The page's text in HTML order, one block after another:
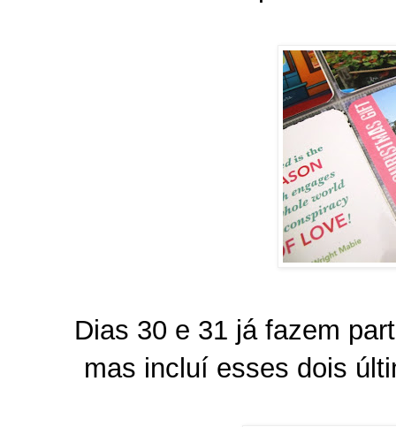
Dias 30 e 31 já fazem
mas incluí esses dois